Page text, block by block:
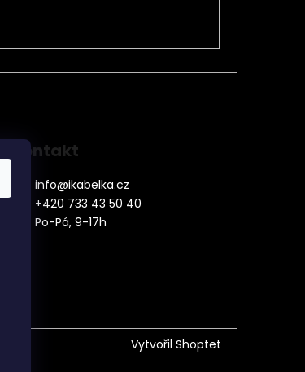
Kontakt
info@ikabelka.cz
+420 733 43 50 40
Po-Pá, 9-17h
Vytvořil Shoptet